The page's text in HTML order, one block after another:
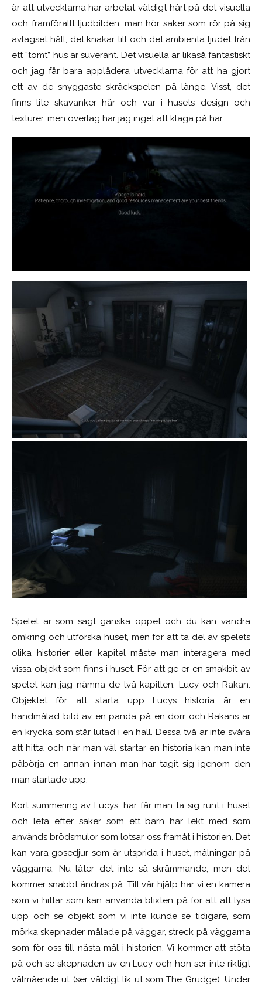
är att utvecklarna har arbetat väldigt hårt på det visuella
och framförallt ljudbilden; man hör saker som rör på sig
avlägset håll, det knakar till och det ambienta ljudet från
ett ”tomt” hus är suveränt. Det visuella är likaså fantastiskt
och jag får bara applådera utvecklarna för att ha gjort
ett av de snyggaste skräckspelen på länge. Visst, det
finns lite skavanker här och var i husets design och
texturer, men överlag har jag inget att klaga på här.
Spelet är som sagt ganska öppet och du kan vandra
omkring och utforska huset, men för att ta del av spelets
olika historier eller kapitel måste man interagera med
vissa objekt som finns i huset. För att ge er en smakbit av
spelet kan jag nämna de två kapitlen; Lucy och Rakan.
Objektet för att starta upp Lucys historia är en
handmålad bild av en panda på en dörr och Rakans är
en krycka som står lutad i en hall. Dessa två är inte svåra
att hitta och när man väl startar en historia kan man inte
påbörja en annan innan man har tagit sig igenom den
man startade upp.
Kort summering av Lucys, här får man ta sig runt i huset
och leta efter saker som ett barn har lekt med som
används brödsmulor som lotsar oss framåt i historien. Det
kan vara gosedjur som är utsprida i huset, målningar på
väggarna. Nu låter det inte så skrämmande, men det
kommer snabbt ändras på. Till vår hjälp har vi en kamera
som vi hittar som kan använda blixten på för att att lysa
upp och se objekt som vi inte kunde se tidigare, som
mörka skepnader målade på väggar, streck på väggarna
som för oss till nästa mål i historien. Vi kommer att stöta
på och se skepnaden av en Lucy och hon ser inte riktigt
välmående ut (ser väldigt lik ut som The Grudge). Under